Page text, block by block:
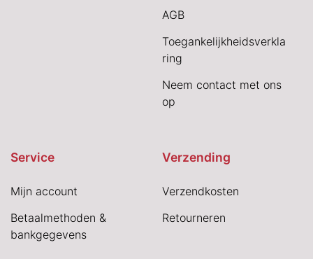
AGB
Toegankelijkheidsverkla
ring
Neem contact met ons
op
Service
Mijn account
Betaalmethoden &
bankgegevens
Verzending
Verzendkosten
Retourneren